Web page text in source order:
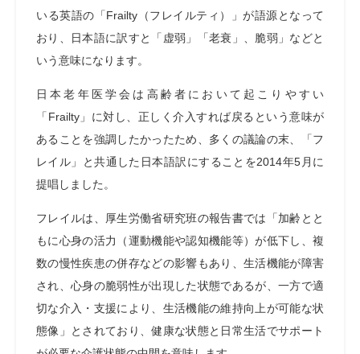
いる英語の「Frailty（フレイルティ）」が語源となって
おり、日本語に訳すと「虚弱」「老衰」、脆弱」などと
いう意味になります。
日本老年医学会は高齢者において起こりやすい
「Frailty」に対し、正しく介入すれば戻るという意味が
あることを強調したかったため、多くの議論の末、「フ
レイル」と共通した日本語訳にすることを2014年5月に
提唱しました。
フレイルは、厚生労働省研究班の報告書では「加齢とと
もに心身の活力（運動機能や認知機能等）が低下し、複
数の慢性疾患の併存などの影響もあり、生活機能が障害
され、心身の脆弱性が出現した状態であるが、一方で適
切な介入・支援により、生活機能の維持向上が可能な状
態像」とされており、健康な状態と日常生活でサポート